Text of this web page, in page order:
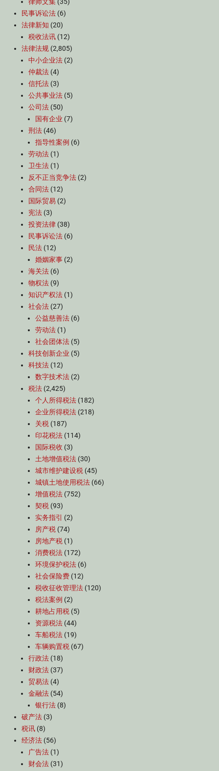
民事诉讼法 (6)
法律新知 (20)
税收法讯 (12)
法律法规 (2,805)
中小企业法 (2)
仲裁法 (4)
信托法 (3)
公共事业法 (5)
公司法 (50)
国有企业 (7)
刑法 (46)
指导性案例 (6)
劳动法 (1)
卫生法 (1)
反不正当竞争法 (2)
合同法 (12)
国际贸易 (2)
宪法 (3)
投资法律 (38)
民事诉讼法 (6)
民法 (12)
婚姻家事 (2)
海关法 (6)
物权法 (9)
知识产权法 (1)
社会法 (27)
公益慈善法 (6)
劳动法 (1)
社会团体法 (5)
科技创新企业 (5)
科技法 (12)
数字技术法 (2)
税法 (2,425)
个人所得税法 (182)
企业所得税法 (218)
关税 (187)
印花税法 (114)
国际税收 (3)
土地增值税法 (30)
城市维护建设税 (45)
城镇土地使用税法 (66)
增值税法 (752)
契税 (93)
实务指引
(2)
房产税 (74)
房地产税 (1)
消费税法 (172)
环境保护税法 (6)
社会保险费 (12)
税收征收管理法 (120)
税法案例 (2)
耕地占用税 (5)
资源税法 (44)
车船税法 (19)
车辆购置税 (67)
行政法 (18)
财政法 (37)
贸易法 (4)
金融法 (54)
银行法 (8)
破产法 (3)
税讯 (8)
经济法 (56)
广告法 (1)
财会法 (31)